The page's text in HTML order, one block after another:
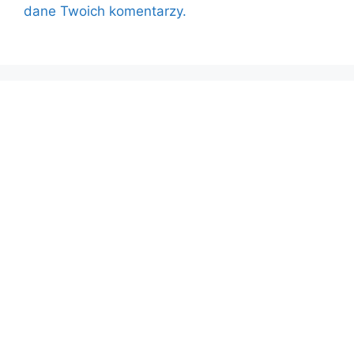
dane Twoich komentarzy.